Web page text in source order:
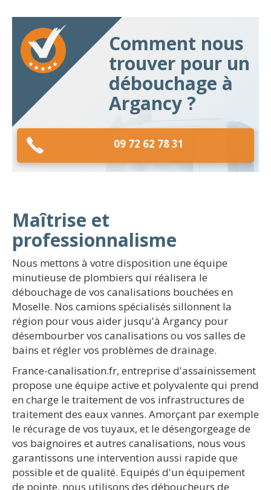
Comment nous
trouver pour un
débouchage à
Argancy ?
09 72 62 78 31
Maîtrise et
professionnalisme
Nous mettons à votre disposition une équipe
minutieuse de plombiers qui réalisera le
débouchage de vos canalisations bouchées en
Moselle. Nos camions spécialisés sillonnent la
région pour vous aider jusqu'à Argancy pour
désembourber vos canalisations ou vos salles de
bains et régler vos problèmes de drainage.
France-canalisation.fr, entreprise d'assainissement
propose une équipe active et polyvalente qui prend
en charge le traitement de vos infrastructures de
traitement des eaux vannes. Amorçant par exemple
le récurage de vos tuyaux, et le désengorgeage de
vos baignoires et autres canalisations, nous vous
garantissons une intervention aussi rapide que
possible et de qualité. Equipés d'un équipement
de pointe, nous utilisons des déboucheurs de